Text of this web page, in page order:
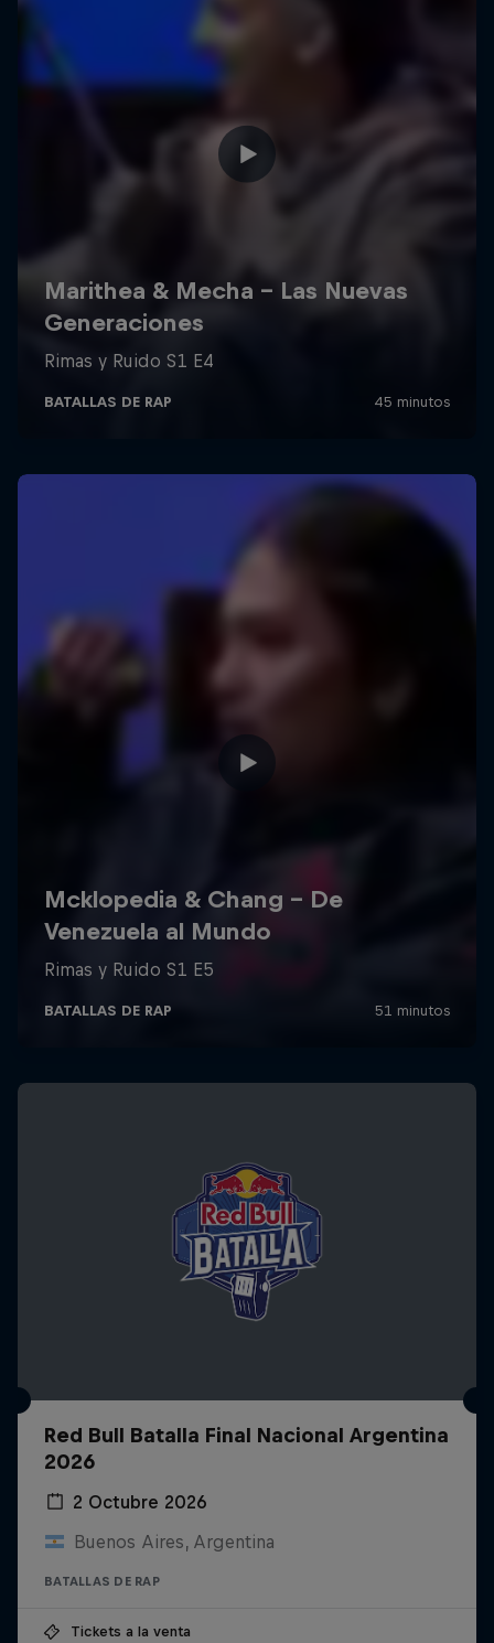
Red Bull Batalla Final Nacional Argentina
2026
2 Octubre 2026
Buenos Aires, Argentina
BATALLAS DE RAP
Tickets a la venta